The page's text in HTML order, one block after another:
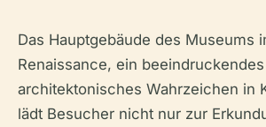
Das Hauptgebäude des Museums
Renaissance, ein beeindruckendes
architektonisches Wahrzeichen in
lädt Besucher nicht nur zur